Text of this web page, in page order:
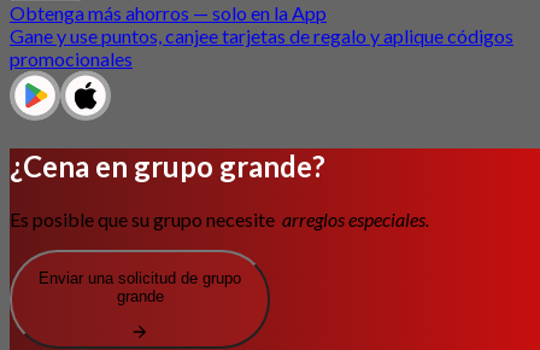
Obtenga más ahorros — solo en la App
Gane y use puntos, canjee tarjetas de regalo y aplique códigos
promocionales
¿Cena en grupo grande?
Es posible que su grupo necesite arreglos especiales.
Enviar una solicitud de grupo
grande